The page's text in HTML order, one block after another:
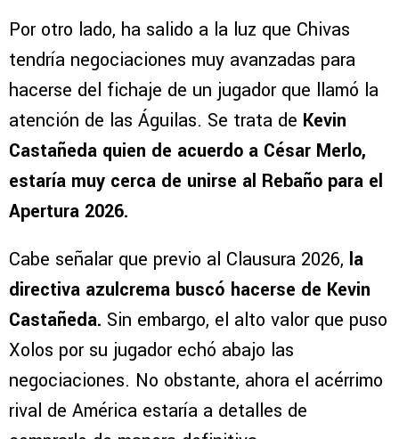
Por otro lado, ha salido a la luz que Chivas
tendría negociaciones muy avanzadas para
hacerse del fichaje de un jugador que llamó la
atención de las Águilas. Se trata de Kevin
Castañeda quien de acuerdo a César Merlo,
estaría muy cerca de unirse al Rebaño para el
Apertura 2026.
Cabe señalar que previo al Clausura 2026, la
directiva azulcrema buscó hacerse de Kevin
Castañeda. Sin embargo, el alto valor que puso
Xolos por su jugador echó abajo las
negociaciones. No obstante, ahora el acérrimo
rival de América estaría a detalles de